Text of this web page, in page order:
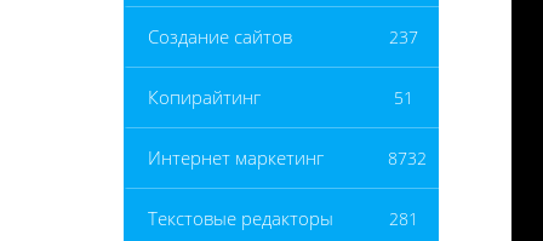
Создание сайтов 237
Копирайтинг 51
Интернет маркетинг 8732
Текстовые редакторы 281